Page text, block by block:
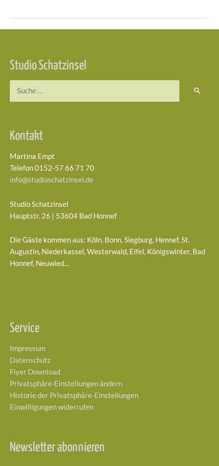
Studio Schatzinsel
Kontakt
Martina Empt
Telefon 0152-57 66 71 70
info@studioschatzinsel.de
Studio Schatzinsel
Hauptstr. 26 | 53604 Bad Honnef
Die Gäste kommen aus: Köln, Bonn, Siegburg, Hennef, St.
Augustin, Niederkassel, Westerwald, Eifel, Königswinter, Bad
Honnef, Neuwied…
Service
Impressum
Datenschutz
Flyer Download
Privatsphäre-Einstellungen ändern
Historie der Privatsphäre-Einstellungen
Einwilligungen widerrufen
Newsletter abonnieren